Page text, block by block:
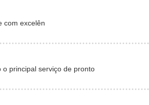
com excelên
principal serviço de pronto